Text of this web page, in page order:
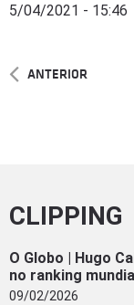
5/04/2021 - 15:46
ANTERIOR
CLIPPING
O Globo | Hugo
no ranking
09/02/2026